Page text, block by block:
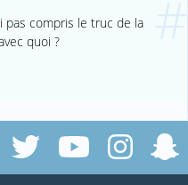
pas compris le truc de la
quoi ?